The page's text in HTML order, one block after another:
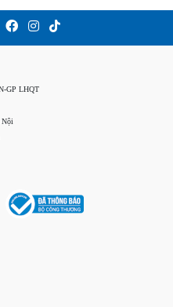
GP LHQT
Nội